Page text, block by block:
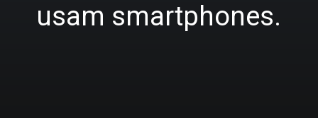
usam smartphones.